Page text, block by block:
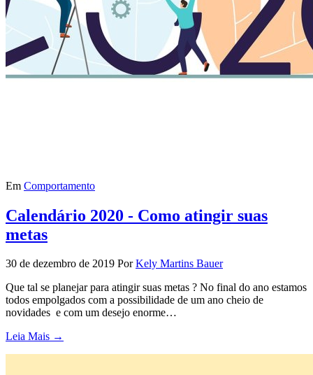
Em Comportamento
Calendário 2020 - Como atingir suas
metas
30 de dezembro de 2019 Por Kely Martins Bauer
Que tal se planejar para atingir suas metas ? No final do ano estamos
todos empolgados com a possibilidade de um ano cheio de
novidades e com um desejo enorme…
Leia Mais →